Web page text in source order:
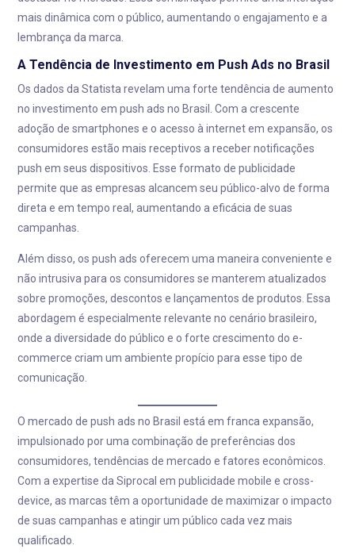
mais dinâmica com o público, aumentando o engajamento e a
lembrança da marca.
A Tendência de Investimento em Push Ads no Brasil
Os dados da Statista revelam uma forte tendência de aumento
no investimento em push ads no Brasil. Com a crescente
adoção de smartphones e o acesso à internet em expansão, os
consumidores estão mais receptivos a receber notificações
push em seus dispositivos. Esse formato de publicidade
permite que as empresas alcancem seu público-alvo de forma
direta e em tempo real, aumentando a eficácia de suas
campanhas.
Além disso, os push ads oferecem uma maneira conveniente e
não intrusiva para os consumidores se manterem atualizados
sobre promoções, descontos e lançamentos de produtos. Essa
abordagem é especialmente relevante no cenário brasileiro,
onde a diversidade do público e o forte crescimento do e-
commerce criam um ambiente propício para esse tipo de
comunicação.
O mercado de push ads no Brasil está em franca expansão,
impulsionado por uma combinação de preferências dos
consumidores, tendências de mercado e fatores econômicos.
Com a expertise da Siprocal em publicidade mobile e cross-
device, as marcas têm a oportunidade de maximizar o impacto
de suas campanhas e atingir um público cada vez mais
qualificado.